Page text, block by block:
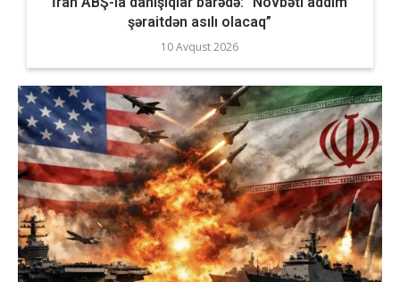
şəraitdən asılı olacaq”
10 Avqust 2026